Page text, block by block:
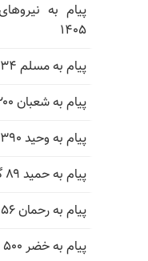
۱۴۰۵
پیام به مسلم ۳۴ کرمانشاه
پیام به شعبان ۳۲۰۰ تبریز
پیام به وحید ۲۳۹۰ برازجان
پیام به حمید ۸۹ گیلان
پیام به رحمان ۱۵۶ اورمیه
پیام به خضر ۵۰۰ سراوان